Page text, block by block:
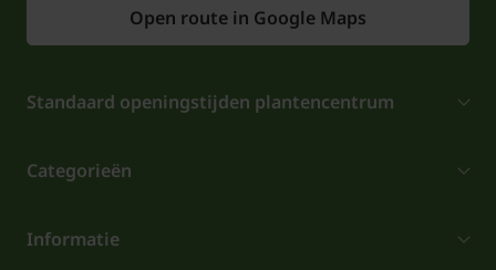
Open route in Google Maps
Standaard openingstijden plantencentrum
Categorieën
Informatie